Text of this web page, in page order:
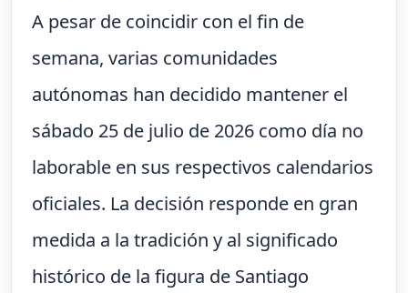
A pesar de coincidir con el fin de
semana, varias comunidades
autónomas han decidido mantener el
sábado 25 de julio de 2026 como día no
laborable en sus respectivos calendarios
oficiales. La decisión responde en gran
medida a la tradición y al significado
histórico de la figura de Santiago